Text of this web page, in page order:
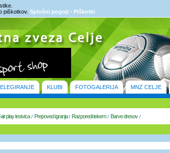
piškotkov. Splošni pogoji - Piškotki
KLUBI FOTOGALERIJA MNZ CELJE
play lestvica/ Prepoved igranja/ Razporedi tekem/ Barve dresov/